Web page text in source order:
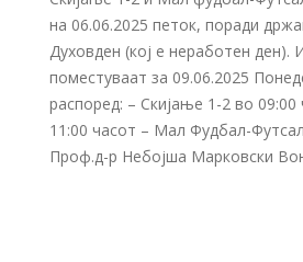
на 06.06.2025 петок, поради
Духовден (кој е неработен ден).
поместуваат за 09.06.2025
распоред: – Скијање 1-2 во
11:00 часот – Мал Фудбал-
Проф.д-р Небојша Марковски